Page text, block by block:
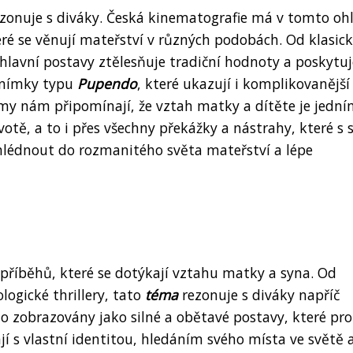
s diváky. Česká kinematografie má v tomto
se věnují mateřství v různých podobách. Od
postavy ztělesňuje tradiční hodnoty a
typu Pupendo, které ukazují i komplikovanější
nám připomínají, že vztah matky a dítěte je
a to i přes všechny překážky a nástrahy, které s
do rozmanitého světa mateřství a lépe
které se dotýkají vztahu matky a syna. Od
thrillery, tato témarezonuje s diváky napříč
zobrazovány jako silné a obětavé postavy, které
s vlastní identitou, hledáním svého místa ve světě